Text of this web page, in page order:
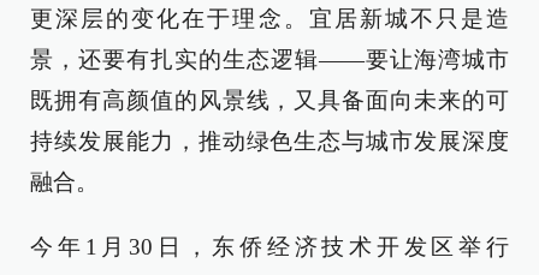
更深层的变化在于理念。宜居新城不只是造
景，还要有扎实的生态逻辑——要让海湾城市
既拥有高颜值的风景线，又具备面向未来的可
持续发展能力，推动绿色生态与城市发展深度
融合。
今年1月30日，东侨经济技术开发区举行